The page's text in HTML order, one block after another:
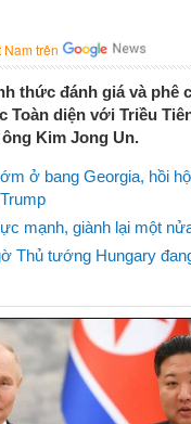
trên
thức đánh giá và phê
Toàn diện với Triều
Kim Jong Un.
ở bang Georgia, hồi
mạnh, giành lại một
Thủ tướng Hungary